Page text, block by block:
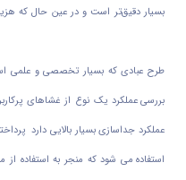
بسیار دقیق‌تر است و در عین حال که
طرح عبادی که بسیار تخصصی و علمی
بررسی عملکرد یک نوع از غشا‌های
عملکرد جداسازی بسیار بالایی دارد
استفاده می شود که منجر به استفاده